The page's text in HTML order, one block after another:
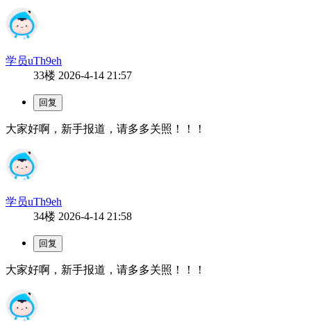
学员uTh9eh
33楼 2026-4-14 21:57
大家好啊，新手报道，请多多关照！！！
学员uTh9eh
34楼 2026-4-14 21:58
大家好啊，新手报道，请多多关照！！！